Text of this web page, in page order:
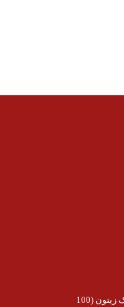
تبریز، ولیعصر، خیابان تختی، فلکه ابن سینا به طرف پارک زیتون (100